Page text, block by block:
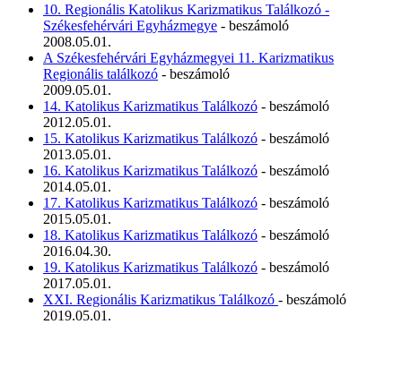
10. Regionális Katolikus Karizmatikus Találkozó -
Székesfehérvári Egyházmegye - beszámoló
2008.05.01.
A Székesfehérvári Egyházmegyei 11. Karizmatikus
Regionális találkozó - beszámoló
2009.05.01.
14. Katolikus Karizmatikus Találkozó - beszámoló
2012.05.01.
15. Katolikus Karizmatikus Találkozó - beszámoló
2013.05.01.
16. Katolikus Karizmatikus Találkozó - beszámoló
2014.05.01.
17. Katolikus Karizmatikus Találkozó - beszámoló
2015.05.01.
18. Katolikus Karizmatikus Találkozó - beszámoló
2016.04.30.
19. Katolikus Karizmatikus Találkozó - beszámoló
2017.05.01.
XXI. Regionális Karizmatikus Találkozó - beszámoló
2019.05.01.